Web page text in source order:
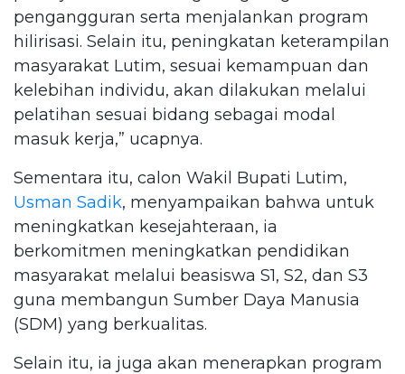
pengangguran serta menjalankan program
hilirisasi. Selain itu, peningkatan keterampilan
masyarakat Lutim, sesuai kemampuan dan
kelebihan individu, akan dilakukan melalui
pelatihan sesuai bidang sebagai modal
masuk kerja,” ucapnya.
Sementara itu, calon Wakil Bupati Lutim,
Usman Sadik, menyampaikan bahwa untuk
meningkatkan kesejahteraan, ia
berkomitmen meningkatkan pendidikan
masyarakat melalui beasiswa S1, S2, dan S3
guna membangun Sumber Daya Manusia
(SDM) yang berkualitas.
Selain itu, ia juga akan menerapkan program